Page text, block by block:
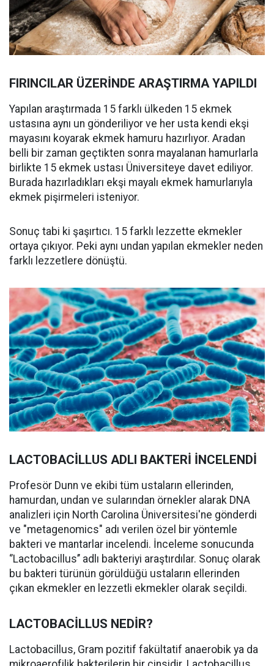
FIRINCILAR ÜZERİNDE ARAŞTIRMA YAPILDI
Yapılan araştırmada 15 farklı ülkeden 15 ekmek
ustasına aynı un gönderiliyor ve her usta kendi ekşi
mayasını koyarak ekmek hamuru hazırlıyor. Aradan
belli bir zaman geçtikten sonra mayalanan hamurlarla
birlikte 15 ekmek ustası Üniversiteye davet ediliyor.
Burada hazırladıkları ekşi mayalı ekmek hamurlarıyla
ekmek pişirmeleri isteniyor.
Sonuç tabi ki şaşırtıcı. 15 farklı lezzette ekmekler
ortaya çıkıyor. Peki aynı undan yapılan ekmekler neden
farklı lezzetlere dönüştü.
LACTOBACİLLUS ADLI BAKTERİ İNCELENDİ
Profesör Dunn ve ekibi tüm ustaların ellerinden,
hamurdan, undan ve sularından örnekler alarak DNA
analizleri için North Carolina Üniversitesi'ne gönderdi
ve "metagenomics" adı verilen özel bir yöntemle
bakteri ve mantarlar incelendi. İnceleme sonucunda
‘’Lactobacillus’’ adlı bakteriyi araştırdılar. Sonuç olarak
bu bakteri türünün görüldüğü ustaların ellerinden
çıkan ekmekler en lezzetli ekmekler olarak seçildi.
LACTOBACİLLUS NEDİR?
Lactobacillus, Gram pozitif fakültatif anaerobik ya da